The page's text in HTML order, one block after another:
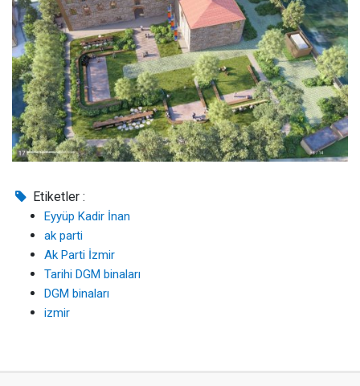
Etiketler :
Eyyüp Kadir İnan
ak parti
Ak Parti İzmir
Tarihi DGM binaları
DGM binaları
izmir